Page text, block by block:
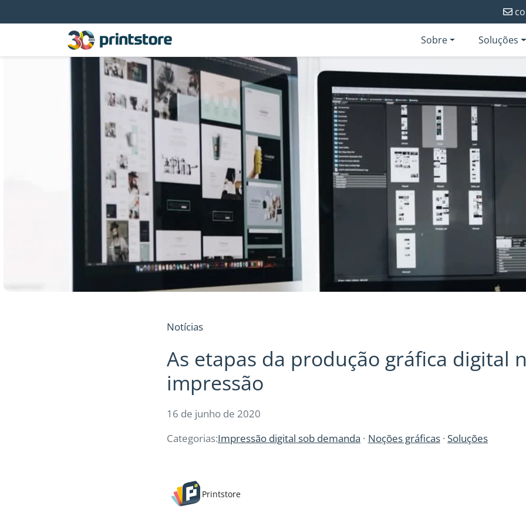
Sobre Soluções
Notícias
As etapas da produção gráfica digital
impressão
16 de junho de 2020
Categorias:Impressão digital sob demanda Noções gráficas Soluções
Printstore